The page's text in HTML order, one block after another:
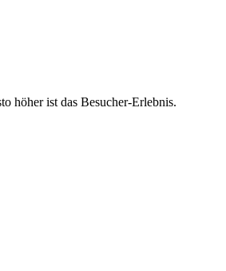
höher ist das Besucher-Erlebnis.